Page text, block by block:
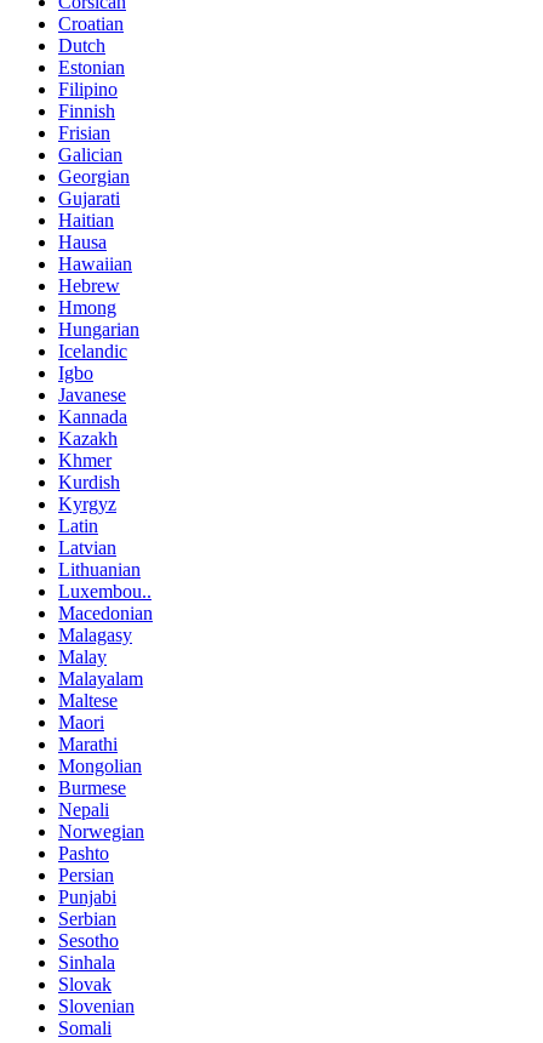
Croatian
Dutch
Estonian
Filipino
Finnish
Frisian
Galician
Georgian
Gujarati
Haitian
Hausa
Hawaiian
Hebrew
Hmong
Hungarian
Icelandic
Igbo
Javanese
Kannada
Kazakh
Khmer
Kurdish
Kyrgyz
Latin
Latvian
Lithuanian
Luxembou..
Macedonian
Malagasy
Malay
Malayalam
Maltese
Maori
Marathi
Mongolian
Burmese
Nepali
Norwegian
Pashto
Persian
Punjabi
Serbian
Sesotho
Sinhala
Slovak
Slovenian
Somali